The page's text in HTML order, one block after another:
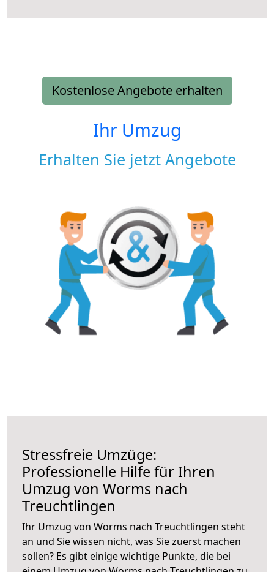
Kostenlose Angebote erhalten
Ihr Umzug
Erhalten Sie jetzt Angebote
Stressfreie Umzüge:
Professionelle Hilfe für Ihren
Umzug von Worms nach
Treuchtlingen
Ihr Umzug von Worms nach Treuchtlingen steht
an und Sie wissen nicht, was Sie zuerst machen
sollen? Es gibt einige wichtige Punkte, die bei